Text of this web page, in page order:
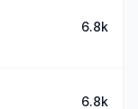
6.8k
6.8k